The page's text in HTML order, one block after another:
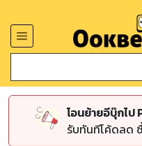
โอนย้ายอีบุ๊กไป
รับทันทีโค้ดลด